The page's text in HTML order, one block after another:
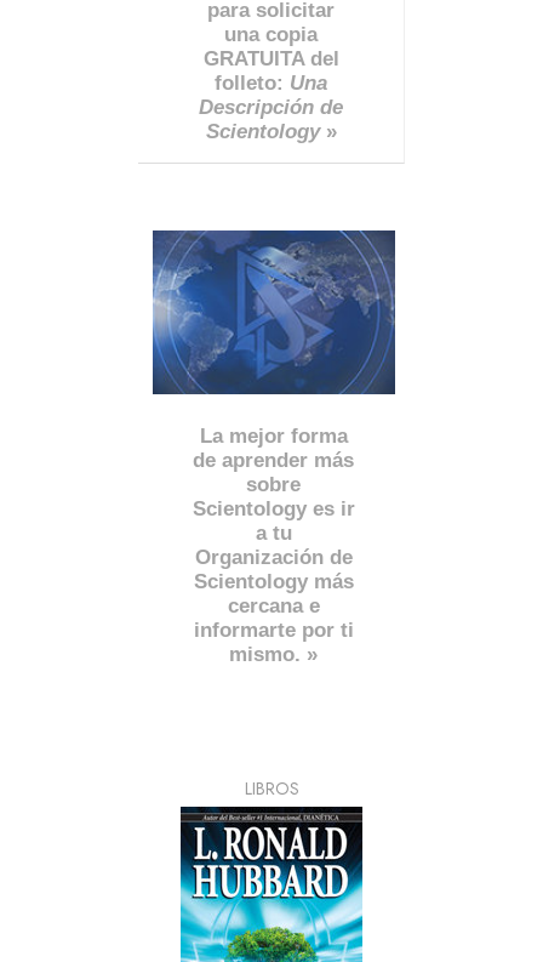
para solicitar
una copia
GRATUITA del
folleto: Una
Descripción de
Scientology»
La mejor forma
de aprender más
sobre
Scientology es ir
a tu
Organización de
Scientology más
cercana e
informarte por ti
mismo. »
LIBROS